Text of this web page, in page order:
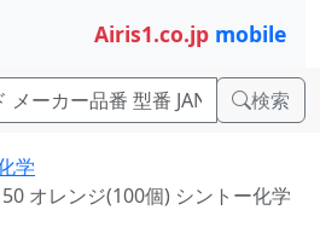
Airis1.co.jp mobile
検索
学
オレンジ(100個) シントー化学